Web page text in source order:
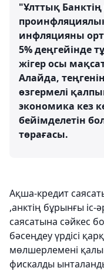
"Ұлттық Банктің
инфляцияны
5% деңгейінде
жігер осы
Алайда,
өзгермелі
экономика кез
бейімделетін
төрағасы.
Ақша-кредит
,анктің бұрынғы іс-
саясатына сәйкес
бәсеңдеу үрдісі
мөлшерлемені
фискалды